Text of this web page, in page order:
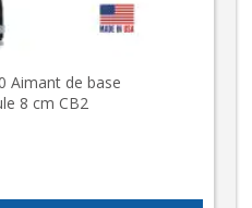
Aimant de base
8 cm CB2